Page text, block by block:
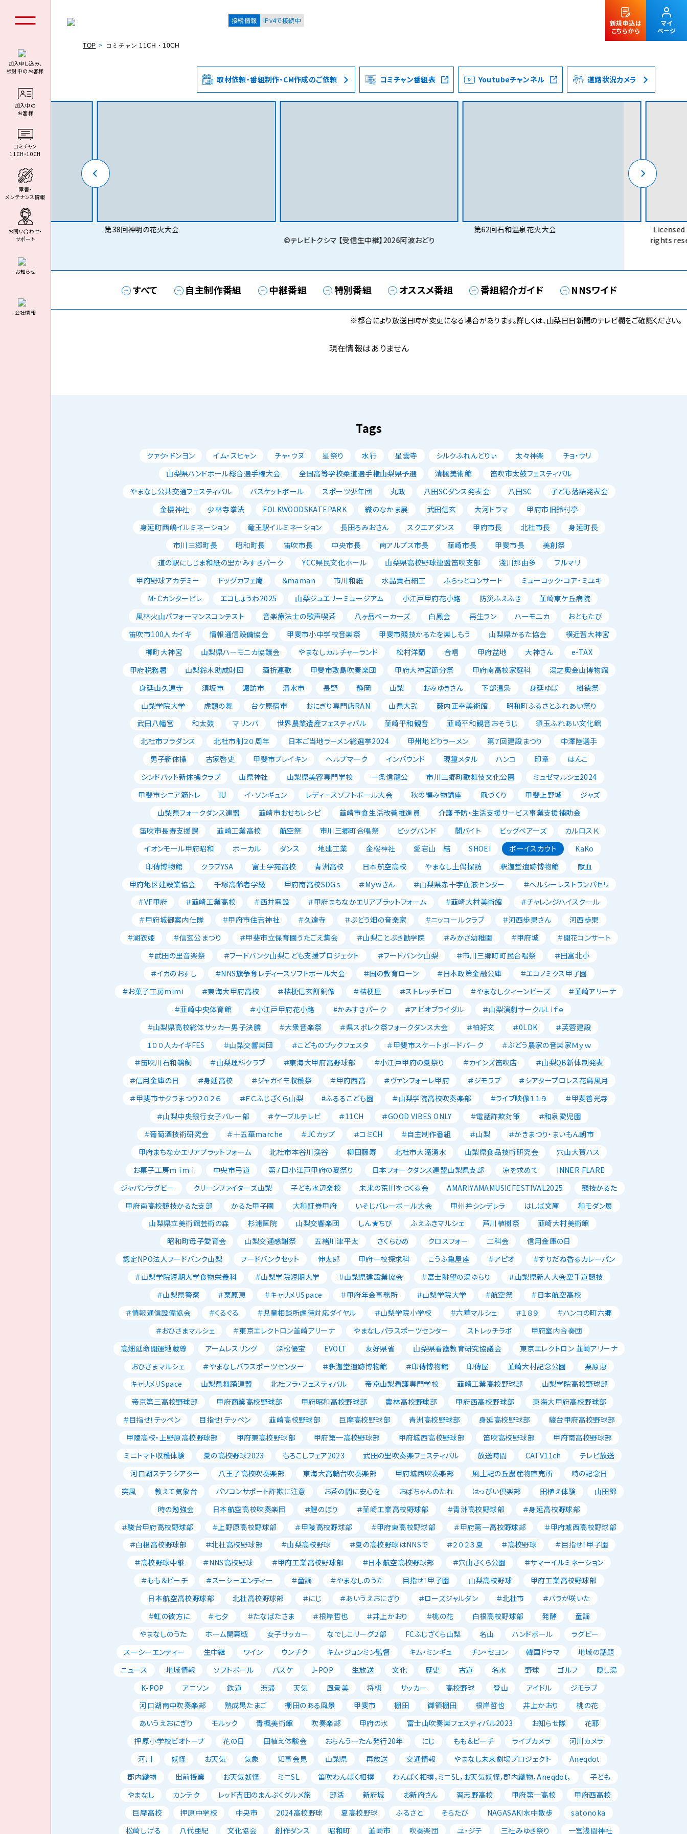
個人のお客様 集合住宅オーナーの方 法人のお客様
接続情報 IPv4で接続中
新規申込は
こちらから
マイ
ページ
加入申し込み、
検討中のお客様
加⼊中の
お客様
コミチャン
11CH・10CH
障害・
メンテナンス情報
お問い合わせ・
サポート
お知らせ
会社情報
TOP コミチャン 11CH・10CH
取材依頼・番組制作・CM作成のご依頼 コミチャン番組表 Youtubeチャンネル 道路状況カメラ
第38回神明の花火大会
©テレビトクシマ 【受信生中継】2026阿波おどり
第62回石和温泉花火大会
Licensed
rights
すべて 自主制作番組 中継番組 特別番組 オススメ番組 番組紹介ガイド NNSワイド
※都合により放送日時が変更になる場合があります。詳しくは、山梨日日新聞のテレビ欄をご確認ください。
現在情報はありません
Tags
クァク・ドンヨン イム・スヒャン チャ・ウヌ 星祭り 水行 星雲寺 シルクふれんどりぃ 太々神楽
チョ・ウリ
山梨県ハンドボール総合選手権大会
全国高等学校柔道選手権山梨県予選 清楓美術館
笛吹市太鼓フェスティバル
やまなし公共交通フェスティバル
バスケットボール スポーツ少年団 丸政 八田SCダンス発表会 八田SC
子ども落語発表会
金櫻神社
少林寺拳法 FOLKWOODSKATEPARK 織のなかま展 武田信玄 大河ドラマ
甲府市旧鈴村亭
身延町西嶋イルミネーション
竜王駅イルミネーション 長田ろみおさん スクエアダンス 甲府市長 北杜市長
身延町長
市川三郷町長
昭和町長 笛吹市長 中央市長 南アルプス市長 韮崎市長 甲斐市長
美創祭
道の駅にしじま和紙の里かみすきパーク
YCC県民文化ホール 山梨県高校野球連盟笛吹支部 淺川那由多
フルマリ
甲府野球アカデミー
ドッグカフェ庵 ＆maman 市川和紙 水晶貴石細工 ふらっとコンサート
ミューコック・コア・ミユキ
M・Cカンタービレ
エコしょうわ2025 山梨ジュエリーミュージアム 小江戸甲府花小路 防災ふえふき
韮崎東ケ丘病院
風林火山パフォーマンスコンテスト
音楽療法士の歌声喫茶 八ヶ岳ベーカーズ 白鳳会 再生ラン ハーモニカ
おともたび
笛吹市100人カイギ
情報通信設備協会 甲斐市小中学校音楽祭 甲斐市競技かるたを楽しもう 山梨県かるた協会
横近習大神宮
柳町大神宮
山梨県ハーモニカ協議会 やまなしカルチャーランド 松村洋蘭 合唱 甲府盆地 大神さん
e-TAX
甲府税務署
山梨鈴木助成財団 酒折連歌 甲斐市敷島吹奏楽団 甲府大神宮節分祭 甲府南高校家庭科
湯之奥金山博物館
身延山久遠寺
須坂市 諏訪市 清水市 長野 静岡 山梨 おみゆきさん 下部温泉 身延ゆば
樹徳祭
山梨学院大学
虎頭の舞 台ケ原宿市 おにぎり専門店RAN 山県大弐 薮内正幸美術館
昭和町ふるさとふれあい祭り
武田八幡宮
和太鼓 マリンバ 世界農業遺産フェスティバル 韮崎平和観音 韮崎平和観音おそうじ
須玉ふれあい文化館
北杜市フラダンス
北杜市制２０周年 日本ご当地ラーメン総選挙2024 甲州地どりラーメン 第７回建設まつり
中澤陸選手
男子新体操
古家啓史 甲斐市ブレイキン ヘルプマーク インバウンド 現璽メタル ハンコ 印章
はんこ
シンドバット新体操クラブ
山県神社 山梨県美容専門学校 一条信龍公 市川三郷町歌舞伎文化公園
ミュゼマルシェ2024
甲斐市シニア筋トレ
IU イ･ソンギュン レディースソフトボール大会 秋の編み物講座 凧づくり 甲斐上野城
ジャズ
山梨県フォークダンス連盟
韮崎市おせちレシピ 韮崎市食生活改善推進員
介護予防・生活支援サービス事業支援補助金
笛吹市長寿支援課
韮崎工業高校 航空祭 市川三郷町合唱祭 ビッグバンド 闇バイト ビッグベアーズ
カルロスＫ
イオンモール甲府昭和
ボーカル ダンス 地建工業 金桜神社 愛宕山 結 SHOEI ボーイスカウト
KaKo
印傳博物館
クラブYSA 富士学苑高校 青洲高校 日本航空高校 やまなし土偶探訪 釈迦堂遺跡博物館
献血
甲府地区建設業協会
千塚高齢者学級 甲府南高校SDGｓ ＃Mｙwさん ＃山梨県赤十字血液センター
＃ヘルシーレストランパセリ
＃VF甲府
＃韮崎工業高校 ＃西井電設 ＃甲府まちなかエリアプラットフォーム ＃韮崎大村美術館
＃チャレンジハイスクール
＃甲府城御案内仕隊
＃甲府市住吉神社 ＃久遠寺 ＃ぶどう畑の音楽家 ＃ニッコールクラブ ＃河西歩果さん
河西歩果
＃湖衣姫
＃信玄公まつり ＃甲斐市立保育園うたごえ集会 ＃山梨ことぶき勧学院 ＃みかさ幼稚園 ＃甲府城
＃開花コンサート
＃武田の里音楽祭
＃フードバンク山梨こども支援プロジェクト ＃フードバンク山梨 ＃市川三郷町町民合唱祭
＃田富北小
＃イカのおすし
＃NNS旗争奪レディースソフトボール大会 ＃国の教育ローン ＃日本政策金融公庫
＃エコノミクス甲子園
＃お菓子工房mimi
＃東海大甲府高校 ＃桔梗信玄餅銅像 ＃桔梗屋 ＃ストレッチゼロ ＃やまなしクィーンビーズ
＃韮崎アリーナ
＃韮崎中央体育館
＃小江戸甲府花小路 #かみすきパーク ＃アピオブライダル
＃山梨演劇サークルLｉｆｅ
＃山梨県高校総体サッカー男子決勝
＃大衆音楽祭 ＃県スポレク祭フォークダンス大会 ＃柏好文 ＃0LDK
＃芙蓉建設
１００人カイギFES
＃山梨交響楽団 ＃こどものブックフェスタ ＃甲斐市スケートボードパーク
＃ぶどう農家の音楽家Ｍｙｗ
＃笛吹川石和鵜飼
＃山梨理科クラブ ＃東海大甲府高野球部 ＃小江戸甲府の夏祭り ＃カインズ笛吹店
＃山梨QB新体制発表
＃信用金庫の日
＃身延高校 ＃ジャガイモ収穫祭 ＃甲府西高 ＃ヴァンフォーレ甲府 ＃ジモラブ
＃シアタープロレス花鳥風月
＃甲斐市サクラまつり２０２６
＃ＦＣふじざくら山梨 #ふるるこども園 ＃山梨学院高校吹奏楽部 ＃ライブ映像１１９
＃甲斐善光寺
＃山梨中央銀行女子バレー部
＃ケーブルテレビ ＃11CH ＃GOOD VIBES ONLY ＃電話詐欺対策
＃和泉愛児園
＃葡萄酒技術研究会
＃十五華marche ＃JCカップ ＃コミCH ＃自主制作番組 ＃山梨
＃かきまつり・まいもん朝市
甲府まちなかエリアプラットフォーム
北杜市本谷川渓谷 柳田藤寿 北杜市大滝湧水 山梨県食品技術研究会
穴山大賀ハス
お菓子工房ｍｉｍｉ
中央市弓道 第７回小江戸甲府の夏祭り 日本フォークダンス連盟山梨県支部 凉を求めて
INNER FLARE
ジャパンラグビー
クリーンファイターズ山梨 子ども水辺楽校 未来の荒川をつくる会 AMARIYAMAMUSICFESTIVAL2025
競技かるた
甲府南高校競技かるた支部
かるた甲子園 大和証券甲府 いそじバレーボール大会 甲州弁シンデレラ はしば文庫
和モダン展
山梨県立美術館芸術の森
杉浦医院 山梨交響楽団 しん★ちび ふえふきマルシェ 芦川植樹祭
韮崎大村美術館
昭和町母子愛育会
山梨交通感謝祭 五緒川津平太 さくらひめ クロスフォー 二科会
信用金庫の日
認定NPO法人フードバンク山梨
フードバンクセット 伸太郎 甲府一校探求科 こうふ亀屋座 ＃アピオ
＃すりだね香るカレーパン
＃山梨学院短期大学食物栄養科
＃山梨学院短期大学 ＃山梨県建設業協会 ＃富士眺望の湯ゆらり
＃山梨県新人大会空手道競技
＃山梨県警察
＃栗原恵 ＃キャリメリSpace ＃甲府年金事務所 ＃山梨学院大学 ＃航空祭
＃日本航空高校
＃情報通信設備協会
＃くるぐる ＃児童相談所虐待対応ダイヤル ＃山梨学院小学校 ＃六華マルシェ ＃１８９
＃ハンコの町六郷
＃おひさまマルシェ
＃東京エレクトロン韮崎アリーナ やまなしパラスポーツセンター ストレッチラボ
甲府室内合奏団
高畑延命開運地蔵尊
アームレスリング 深松優宝 EVOLT 友好県省 山梨県看護教育研究協議会
東京エレクトロン 韮崎アリーナ
おひさまマルシェ
＃やまなしパラスポーツセンター ＃釈迦堂遺跡博物館 ＃印傳博物館 印傳屋 韮崎大村記念公園
栗原恵
キャリメリSpace
山梨県舞踊連盟 北杜フラ・フェスティバル 帝京山梨看護専門学校 韮崎工業高校野球部
山梨学院高校野球部
帝京第三高校野球部
甲府商業高校野球部 甲府昭和高校野球部 農林高校野球部 甲府西高校野球部
東海大甲府高校野球部
＃目指せ！テッペン
目指せ！テッペン 韮崎高校野球部 巨摩高校野球部 青洲高校野球部 身延高校野球部
駿台甲府高校野球部
甲陵高校・上野原高校野球部
甲府東高校野球部 甲府第一高校野球部 甲府城西高校野球部 笛吹高校野球部
甲府南高校野球部
ミニトマト収穫体験
夏の高校野球2023 もろこしフェア2023 武田の里吹奏楽フェスティバル 放送時間 CATV11ch
テレビ放送
河口湖ステラシアター
八王子高校吹奏楽部 東海大高輪台吹奏楽部 甲府城西吹奏楽部 風土記の丘農産物直売所
時の記念日
突風
教えて気象台 パソコンサポート詐欺に注意 お茶の間に安心を おばちゃんのたれ はっぴい倶楽部 田植え体験
山田錦
時の勉強会
日本航空高校吹奏楽団 ＃鯉のぼり ＃韮崎工業高校野球部 ＃青洲高校野球部
＃身延高校野球部
＃駿台甲府高校野球部
＃上野原高校野球部 ＃甲陵高校野球部 ＃甲府東高校野球部 ＃甲府第一高校野球部
＃甲府城西高校野球部
＃白根高校野球部
＃北杜高校野球部 ＃山梨高校野球 ＃夏の高校野球はNNSで ＃２０２３夏 ＃高校野球
＃目指せ！甲子園
＃高校野球中継
＃NNS高校野球 ＃甲府工業高校野球部 ＃日本航空高校野球部 ＃穴山さくら公園
＃サマーイルミネーション
＃もも＆ピーチ
＃スーシーエンティー ＃童謡 ＃やまなしのうた 目指せ！甲子園 山梨高校野球
甲府工業高校野球部
日本航空高校野球部
北杜高校野球部 ＃にじ ＃あいうえおにぎり ＃ローズジャルダン ＃北杜市
＃バラが咲いた
＃虹の彼方に
＃七夕 ＃たなばたさま ＃根岸哲也 ＃井上かおり ＃桃の花 白根高校野球部 発酵
童謡
やまなしのうた
ホーム開幕戦 女子サッカー なでしこリーグ２部 FCふじざくら山梨 名山 ハンドボール
ラグビー
スーシーエンティー
生中継 ワイン ウンチク キム・ジョンミン監督 キム・ミンギュ チン・セヨン 韓国ドラマ
地域の話題
ニュース
地域情報 ソフトボール バスケ J-POP 生放送 文化 歴史 古道 名水 野球 ゴルフ
隠し湯
K-POP
アニソン 鉄道 渋滞 天気 風景美 将棋 サッカー 高校野球 登山 アイドル
ジモラブ
河口湖南中吹奏楽部
熟成黒たまご 棚田のある風景 甲斐市 棚田 御領棚田 根岸哲也 井上かおり
桃の花
あいうえおにぎり
モルック 青楓美術館 吹奏楽部 甲府の水 富士山吹奏楽フェスティバル2023 お知らせ隊
花耶
押原小学校ビオトープ
花の日 田植え体験会 おらんうーたん発行20年 にじ もも＆ピーチ ライブカメラ
河川カメラ
河川
妖怪 お天気 気象 知事会見 山梨県 再放送 交通情報 やまなし未来劇場プロジェクト
Aneqdot
郡内織物
出前授業 お天気妖怪 ミニSL 笛吹わんぱく相撲 わんぱく相撲，ミニSL，お天気妖怪，郡内織物，Aneqdot，
子ども
やまなし
カンテク レッド吉田のまんぷくグルメ旅 部活 新府城 お新府さん 習志野高校 甲府第一高校
甲府西高校
巨摩高校
押原中学校 中央市 2024高校野球 夏高校野球 ふるさと そらたび NAGASAKI水中散歩
satonoka
松崎しげる
八代亜紀 文化協会 創作ダンス 昭和町 韮崎市 吹奏楽団 ユ・ジテ 三社みゆき祭り 一宮浅間神社